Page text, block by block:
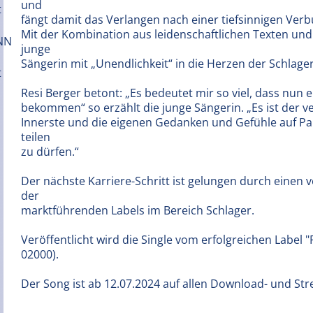
und
fängt damit das Verlangen nach einer tiefsinnigen
Mit der Kombination aus leidenschaftlichen Texten
junge
Sängerin mit „Unendlichkeit“ in die Herzen der
Resi Berger betont: „Es bedeutet mir so viel, dass nun
bekommen“ so erzählt die junge Sängerin. „Es ist der
Innerste und die eigenen Gedanken und Gefühle auf
teilen
zu dürfen.“
Der nächste Karriere-Schritt ist gelungen durch einen
der
marktführenden Labels im Bereich Schlager.
Veröffentlicht wird die Single vom erfolgreichen Label
02000).
Der Song ist ab 12.07.2024 auf allen Download- und